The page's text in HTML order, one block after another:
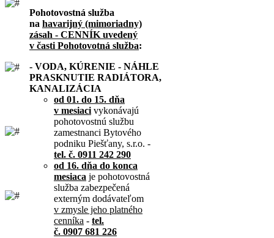
Pohotovostná služba
na havarijný (mimoriadny)
zásah - CENNÍK uvedený
v časti Pohotovotná služba:
- VODA, KÚRENIE - NÁHLE
PRASKNUTIE RADIÁTORA,
KANALIZÁCIA
od 01. do 15. dňa
v mesiaci vykonávajú
pohotovostnú službu
zamestnanci Bytového
podniku Piešťany, s.r.o. -
tel. č. 0911 242 290
od 16. dňa do konca
mesiaca je pohotovostná
služba zabezpečená
externým dodávateľom
v zmysle jeho platného
cenníka - tel.
č. 0907 681 226